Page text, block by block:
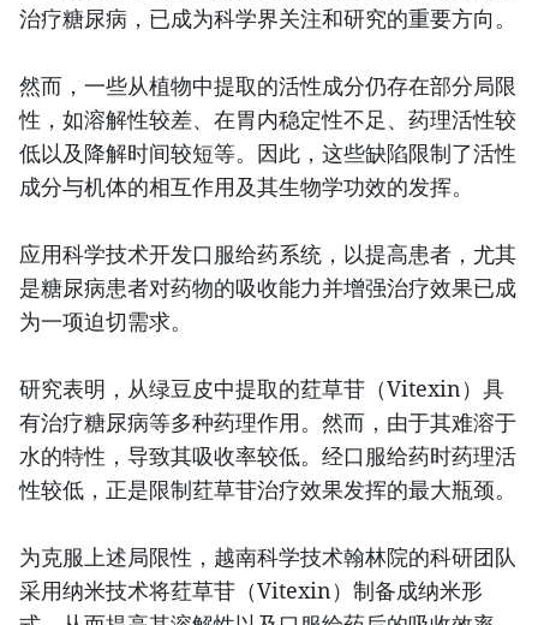
治疗糖尿病，已成为科学界关注和研究的重要方向。
然而，一些从植物中提取的活性成分仍存在部分局限
性，如溶解性较差、在胃内稳定性不足、药理活性较
低以及降解时间较短等。因此，这些缺陷限制了活性
成分与机体的相互作用及其生物学功效的发挥。
应用科学技术开发口服给药系统，以提高患者，尤其
是糖尿病患者对药物的吸收能力并增强治疗效果已成
为一项迫切需求。
研究表明，从绿豆皮中提取的荭草苷（Vitexin）具
有治疗糖尿病等多种药理作用。然而，由于其难溶于
水的特性，导致其吸收率较低。经口服给药时药理活
性较低，正是限制荭草苷治疗效果发挥的最大瓶颈。
为克服上述局限性，越南科学技术翰林院的科研团队
采用纳米技术将荭草苷（Vitexin）制备成纳米形